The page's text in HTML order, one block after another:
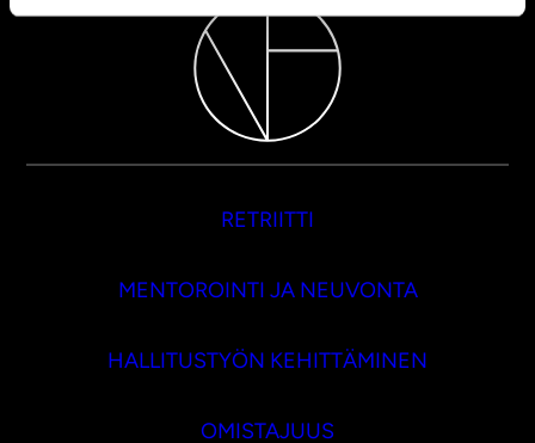
RETRIITTI
MENTOROINTI JA NEUVONTA
HALLITUSTYÖN KEHITTÄMINEN
OMISTAJUUS